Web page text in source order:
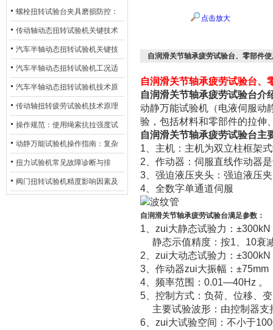
螺栓扭转试验台夹具磨损防控：
材质选型与表面处理的耐用性优
化
传动轴动态扭转试验机关键技术
及产业落地应用
汽车半轴动态扭转试验机关键技
术及产业落地应用
汽车半轴动态扭转试验机工况适
配与质控应用探析
汽车半轴动态扭转试验机技术原
理与行业应用
传动轴扭转疲劳试验机技术原理
与行业应用
操作规范：使用绳索抗拉强度试
验机的完整测试步骤
动静万能试验机操作指南：复杂
动态测试的标准化流程
扭力试验机常见故障诊断与排
除：从传感器信号异常到机械传
阀门扭转试验机精度影响因素及
点击放大
自润滑关节轴承疲劳试验台、零部件
自润滑关节轴承疲劳试验台、
自润滑关节轴承疲劳试验台介
动静万能试验机（电液伺服动
验，包括材料和零部件的拉伸
自润滑关节轴承疲劳试验台主
1、主机：主机为双立柱框架
2、作动器：伺服直线作动器
3、强迫液压夹头：强迫液压
4、全数字单通道伺服
自润滑关节轴承疲劳试验台满足参数：
1、zui大静态试验力：±300kN
静态示值精度：按1、10衰
2、zui大动态试验力：
3、作动器zui大振幅：±75mm
4、频率范围：0.01—40Hz 。
5、控制方式：负荷、位移、
主要试验波形：由控制器支
6、zui大试验空间：不小于